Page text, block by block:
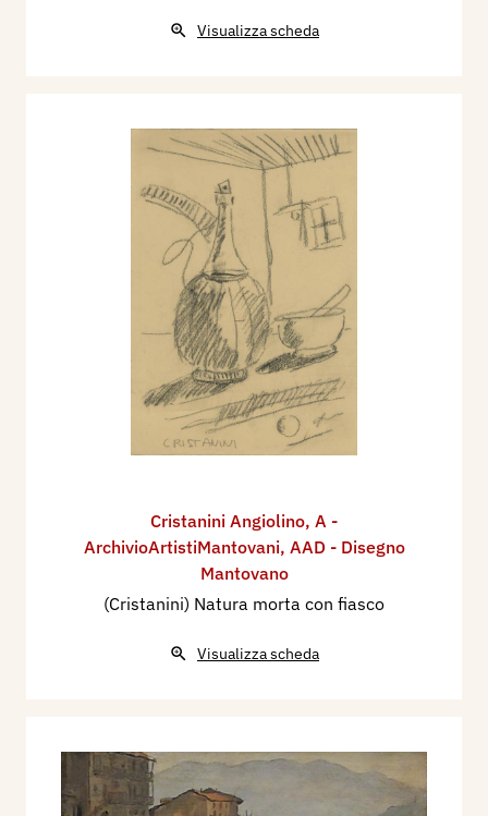
Visualizza scheda
Cristanini Angiolino, A -
ArchivioArtistiMantovani, AAD - Disegno
Mantovano
(Cristanini) Natura morta con fiasco
Visualizza scheda